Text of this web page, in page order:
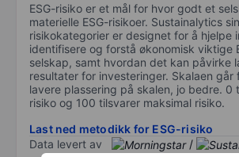
ESG-risiko er et mål for hvor godt et
materielle ESG-risikoer. Sustainalytics
risikokategorier er designet for å hjelpe
identifisere og forstå økonomisk viktige
selskap, samt hvordan det kan påvirke
resultater for investeringer. Skalaen
lavere plassering på skalen, jo bedre. 0
risiko og 100 tilsvarer maksimal risiko.
Last ned metodikk for ESG-risiko
Data levert av
/